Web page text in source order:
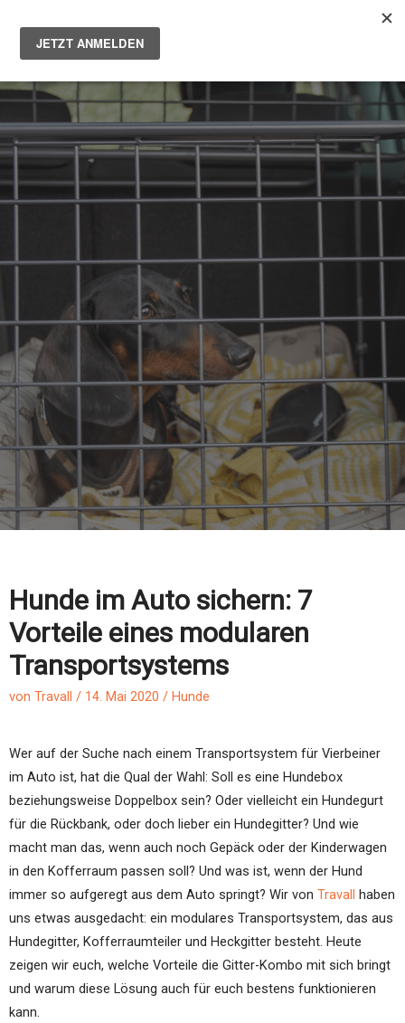
Main
Hunde im Auto sichern: 7
Vorteile eines modularen
Transportsystems
von Travall / 14. Mai 2020 / Hunde
Wer auf der Suche nach einem Transportsystem für Vierbeiner
im Auto ist, hat die Qual der Wahl: Soll es eine Hundebox
beziehungsweise Doppelbox sein? Oder vielleicht ein Hundegurt
für die Rückbank, oder doch lieber ein Hundegitter? Und wie
macht man das, wenn auch noch Gepäck oder der Kinderwagen
in den Kofferraum passen soll? Und was ist, wenn der Hund
immer so aufgeregt aus dem Auto springt? Wir von Travall haben
uns etwas ausgedacht: ein modulares Transportsystem, das aus
Hundegitter, Kofferraumteiler und Heckgitter besteht. Heute
zeigen wir euch, welche Vorteile die Gitter-Kombo mit sich bringt
und warum diese Lösung auch für euch bestens funktionieren
kann.